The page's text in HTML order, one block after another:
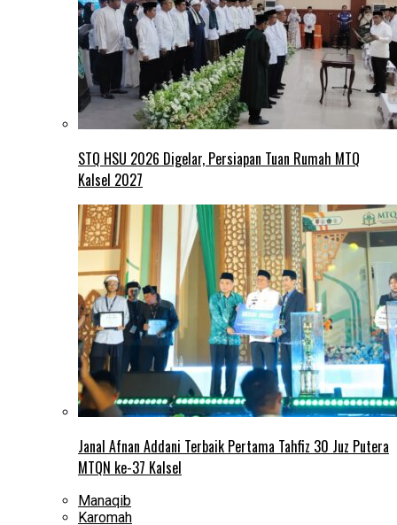
STQ HSU 2026 Digelar, Persiapan Tuan Rumah MTQ
Kalsel 2027
Janal Afnan Addani Terbaik Pertama Tahfiz 30 Juz Putera
MTQN ke-37 Kalsel
Manaqib
Karomah